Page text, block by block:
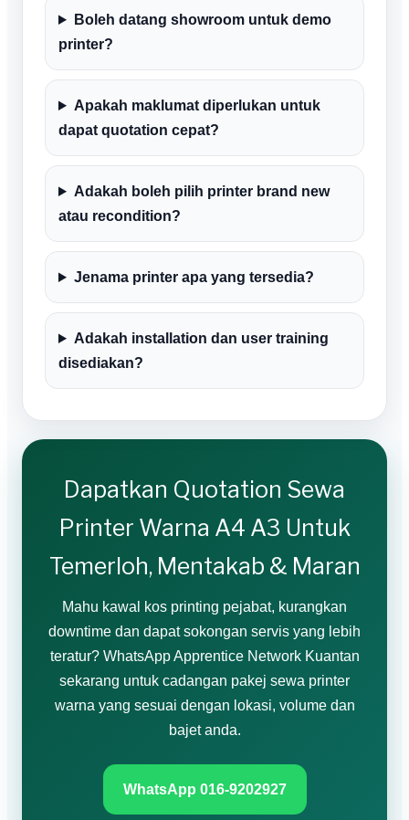
Boleh datang showroom untuk demo
printer?
Apakah maklumat diperlukan untuk
dapat quotation cepat?
Adakah boleh pilih printer brand new
atau recondition?
Jenama printer apa yang tersedia?
Adakah installation dan user training
disediakan?
Dapatkan Quotation Sewa
Printer Warna A4 A3 Untuk
Temerloh, Mentakab & Maran
Mahu kawal kos printing pejabat, kurangkan
downtime dan dapat sokongan servis yang lebih
teratur? WhatsApp Apprentice Network Kuantan
sekarang untuk cadangan pakej sewa printer
warna yang sesuai dengan lokasi, volume dan
bajet anda.
WhatsApp 016-9202927